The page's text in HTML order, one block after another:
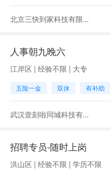
北京三快到家科技有限...
人事朝九晚六
江岸区 | 经验不限 | 大专
五险一金 双休 有补助
武汉壹刻啦同城科技有...
招聘专员-随时上岗
洪山区 | 经验不限 | 学历不限